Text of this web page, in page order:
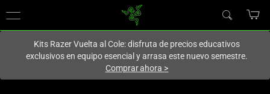
En este momento estás en el sitio de
Kits Razer Vuelta al Cole: disfruta de precios educativos
exclusivos en equipo esencial y arrasa este nuevo semestre.
Comprar ahora >